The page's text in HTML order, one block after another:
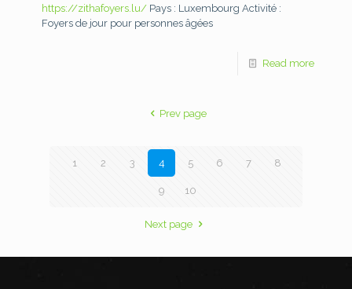
https://zithafoyers.lu/ Pays : Luxembourg Activité :
Foyers de jour pour personnes âgées
Read more
Prev page
1 2 3 4 5 6 7 8
9 10
Next page